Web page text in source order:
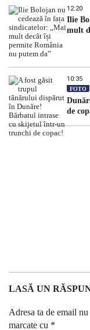
12:20
Ilie
mult
10:35
FOTO
de
LASĂ UN
Adresa ta de email
marcate cu *